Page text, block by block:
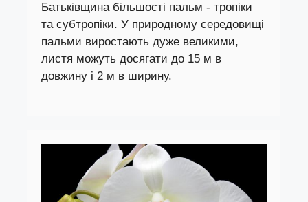
Батьківщина більшості пальм - тропіки
та субтропіки. У природному середовищі
пальми виростають дуже великими,
листя можуть досягати до 15 м в
довжину і 2 м в ширину.